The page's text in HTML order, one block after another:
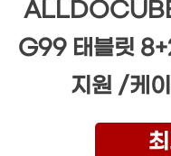
G99 태블릿
지원 /케